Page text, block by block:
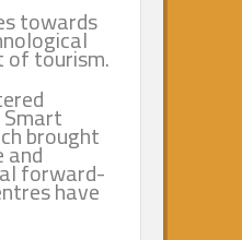
’ routes towards
technological
of tourism.
fostered
for Smart
which brought
and
several forward-
centres have